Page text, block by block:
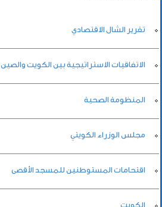
تقرير الشال الاقتصادي
الاتفاقيات الاستراتيجية بين الكويت والصين
المنظومة الصحية
مجلس الوزراء الكويتي
اقتحامات المستوطنين للمسجد الأقصى
الكويت